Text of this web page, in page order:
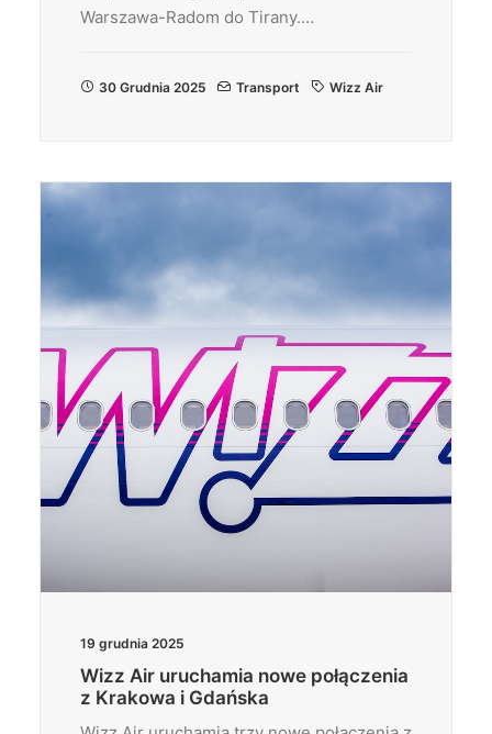
Warszawa-Radom do Tirany.…
30 Grudnia 2025 Transport Wizz Air
19 grudnia 2025
Wizz Air uruchamia nowe połączenia
z Krakowa i Gdańska